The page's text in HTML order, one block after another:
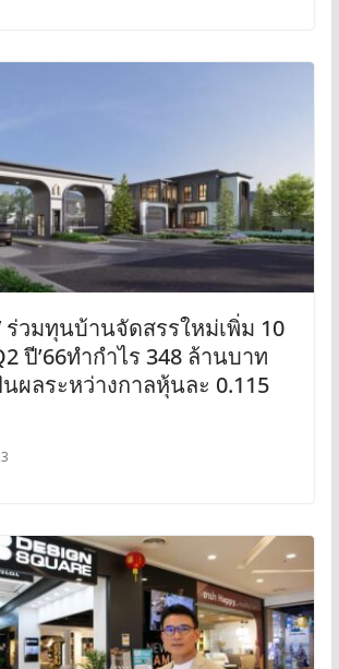
ร่วมทุนบ้านจัดสรรใหม่เพิ่ม 10
ปี’66ทำกำไร 348 ล้านบาท
ผลระหว่างกาลหุ้นละ 0.115